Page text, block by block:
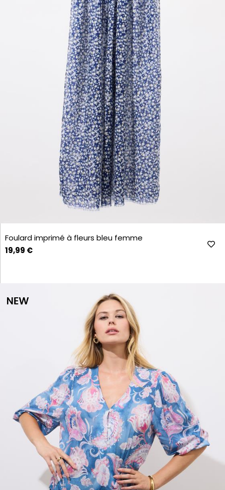
Foulard imprimé à fleurs bleu femme
19,99 €